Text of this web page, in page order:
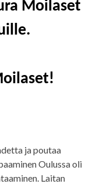
L
S
Moilaset
ja poutaa
Oulussa oli
Laitan